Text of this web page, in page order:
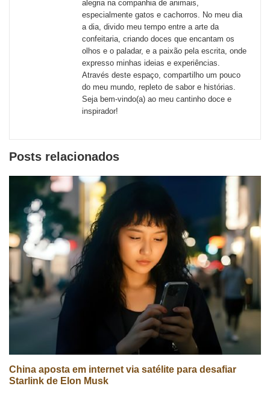
alegria na companhia de animais,
especialmente gatos e cachorros. No meu dia
a dia, divido meu tempo entre a arte da
confeitaria, criando doces que encantam os
olhos e o paladar, e a paixão pela escrita, onde
expresso minhas ideias e experiências.
Através deste espaço, compartilho um pouco
do meu mundo, repleto de sabor e histórias.
Seja bem-vindo(a) ao meu cantinho doce e
inspirador!
Posts relacionados
China aposta em internet via satélite para desafiar
Starlink de Elon Musk